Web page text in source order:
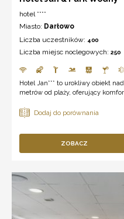
hotel ****
Miasto: Darłowo
Liczba uczestników: 400
Liczba miejsc noclegowych: 250
Hotel Jan*** to urokliwy obiekt
metrów od plaży, oferujący
ZOBACZ